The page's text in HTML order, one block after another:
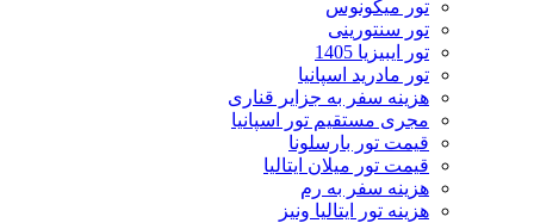
تور میکونوس
تور سنتورینی
تور ایبیزیا 1405
تور مادرید اسپانیا
هزینه سفر به جزایر قناری
مجری مستقیم تور اسپانیا
قیمت تور بارسلونا
قیمت تور میلان ایتالیا
هزینه سفر به رم
هزینه تور ایتالیا ونیز